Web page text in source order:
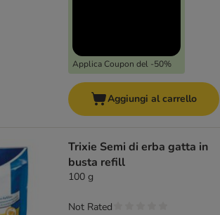
Applica Coupon del -50%
Aggiungi al carrello
Trixie Semi di erba gatta in
busta refill
100 g
Not Rated